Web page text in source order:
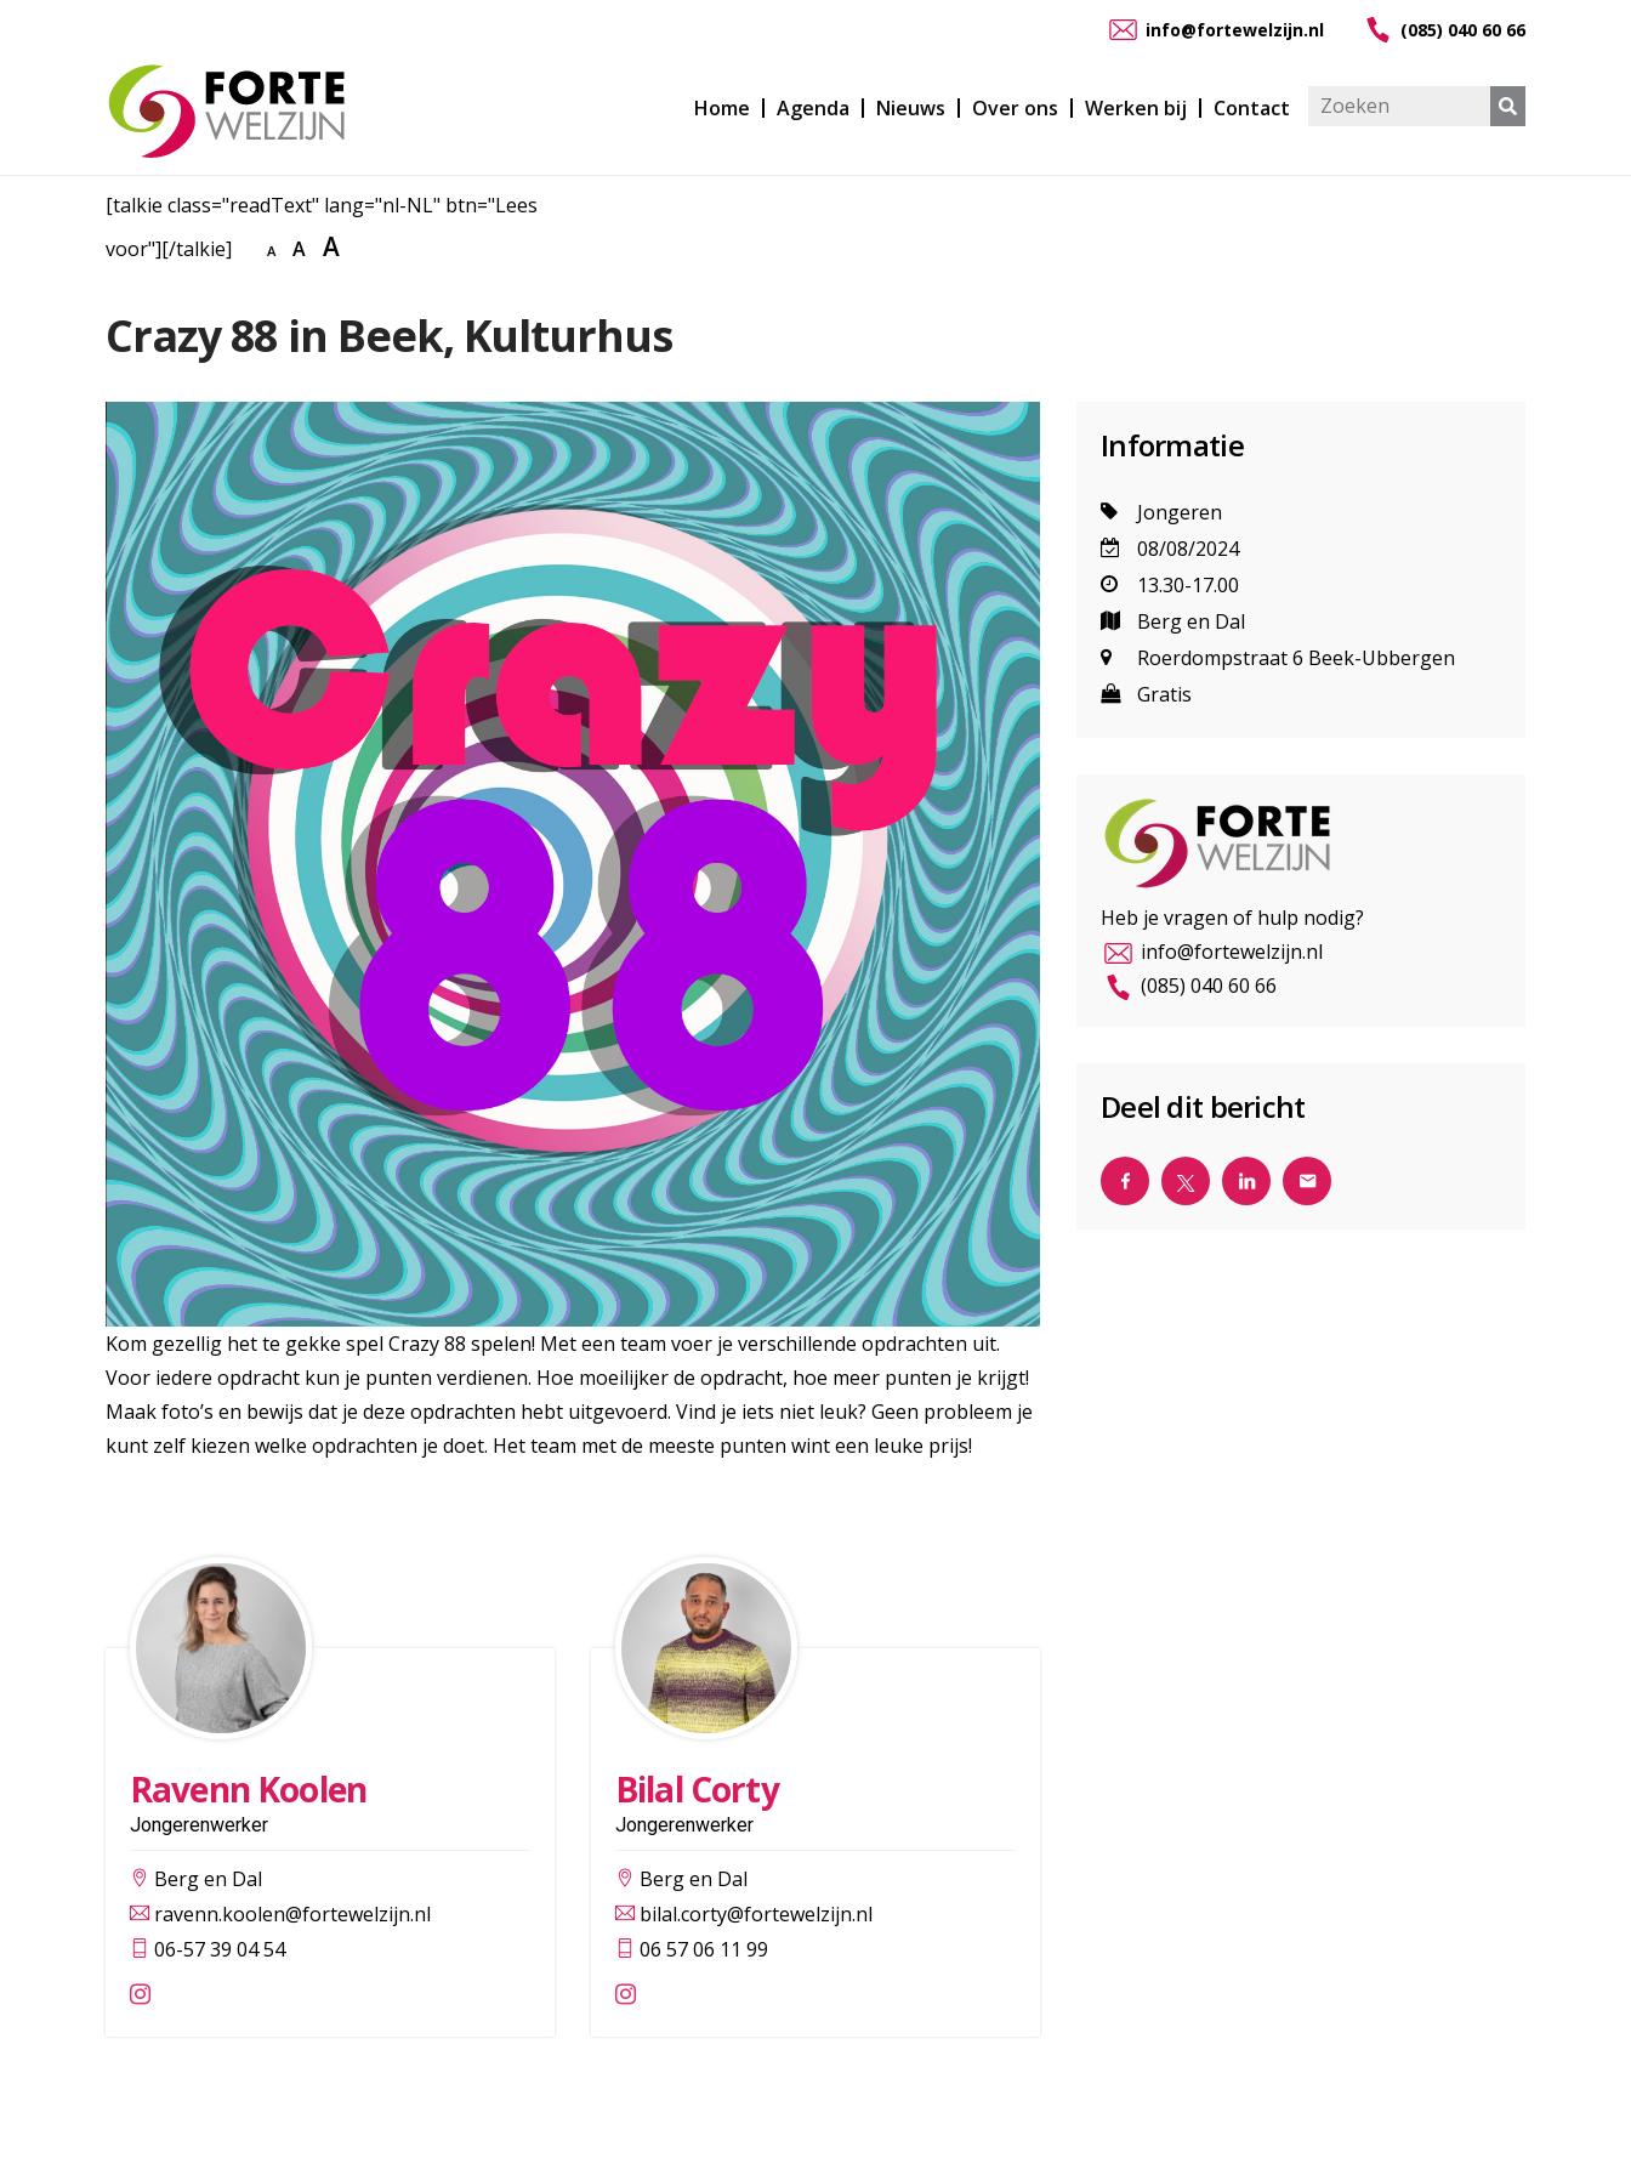
info@fortewelzijn.nl (085) 040 60 66
Home Agenda Nieuws Over ons Werken bij Contact
[talkie class="readText" lang="nl-NL" btn="Lees
voor"][/talkie]
A A A
Crazy 88 in Beek, Kulturhus
Kom gezellig het te gekke spel Crazy 88 spelen! Met een team voer je verschillende opdrachten uit.
Voor iedere opdracht kun je punten verdienen. Hoe moeilijker de opdracht, hoe meer punten je krijgt!
Maak foto’s en bewijs dat je deze opdrachten hebt uitgevoerd. Vind je iets niet leuk? Geen probleem je
kunt zelf kiezen welke opdrachten je doet. Het team met de meeste punten wint een leuke prijs!
Ravenn Koolen
Jongerenwerker
Berg en Dal
ravenn.koolen@fortewelzijn.nl
06-57 39 04 54
Bilal Corty
Jongerenwerker
Berg en Dal
bilal.corty@fortewelzijn.nl
06 57 06 11 99
Informatie
Jongeren
08/08/2024
13.30-17.00
Berg en Dal
Roerdompstraat 6 Beek-Ubbergen
Gratis
Heb je vragen of hulp nodig?
info@fortewelzijn.nl
(085) 040 60 66
Deel dit bericht